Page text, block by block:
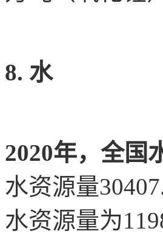
8. 水
2020年，全国
水资源量
水资源量为